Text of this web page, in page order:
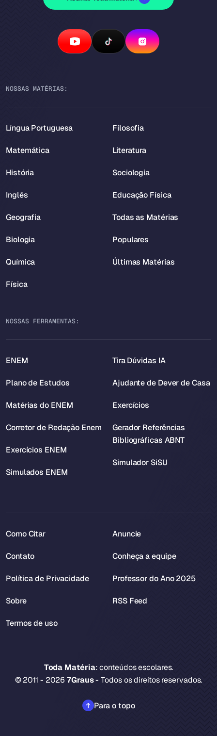
NOSSAS MATÉRIAS:
Língua Portuguesa
Matemática
História
Inglês
Geografia
Biologia
Química
Física
Filosofia
Literatura
Sociologia
Educação Física
Todas as Matérias
Populares
Últimas Matérias
NOSSAS FERRAMENTAS:
ENEM
Plano de Estudos
Matérias do ENEM
Corretor de Redação Enem
Exercícios ENEM
Simulados ENEM
Tira Dúvidas IA
Ajudante de Dever de Casa
Exercícios
Gerador Referências
Bibliográficas ABNT
Simulador SiSU
Toda Matéria: conteúdos escolares.
© 2011 - 20267Graus- Todos os direitos reservados.
Para o topo
Como Citar
Contato
Política de Privacidade
Sobre
Termos de uso
Anuncie
Conheça a equipe
Professor do Ano 2025
RSS Feed